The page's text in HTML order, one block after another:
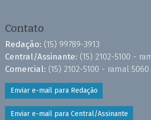
Contato
Redação: (15) 99789-3913
Central/Assinante: (15) 2102-5100 -
Comercial: (15) 2102-5100 - ramal 5060
Enviar e-mail para Redação
Enviar e-mail para Central/Assinante